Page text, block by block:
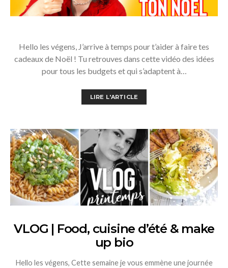
Hello les végens, J’arrive à temps pour t’aider à faire tes
cadeaux de Noël ! Tu retrouves dans cette vidéo des idées
pour tous les budgets et qui s’adaptent à…
LIRE L'ARTICLE
VLOG | Food, cuisine d’été & make
up bio
Hello les végens, Cette semaine je vous emmène une journée